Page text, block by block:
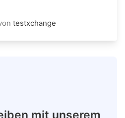
testxchange
mit unserem